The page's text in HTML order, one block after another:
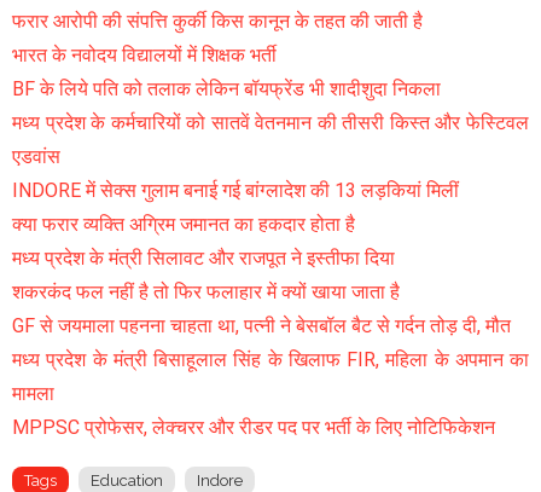
फरार आरोपी की संपत्ति कुर्की किस कानून के तहत की जाती है
भारत के नवोदय विद्यालयों में शिक्षक भर्ती
BF के लिये पति को तलाक लेकिन बॉयफ्रेंड भी शादीशुदा निकला
मध्य प्रदेश के कर्मचारियों को सातवें वेतनमान की तीसरी किस्त और फेस्टिवल
एडवांस
INDORE में सेक्स गुलाम बनाई गई बांग्लादेश की 13 लड़कियां मिलीं
क्या फरार व्यक्ति अग्रिम जमानत का हकदार होता है
मध्य प्रदेश के मंत्री सिलावट और राजपूत ने इस्तीफा दिया
शकरकंद फल नहीं है तो फिर फलाहार में क्यों खाया जाता है
GF से जयमाला पहनना चाहता था, पत्नी ने बेसबॉल बैट से गर्दन तोड़ दी, मौत
मध्य प्रदेश के मंत्री बिसाहूलाल सिंह के खिलाफ FIR, महिला के अपमान का
मामला
MPPSC प्रोफेसर, लेक्चरर और रीडर पद पर भर्ती के लिए नोटिफिकेशन
Tags Education Indore